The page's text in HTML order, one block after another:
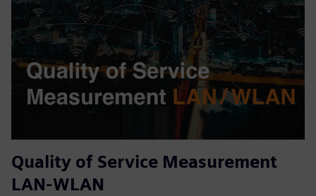
Quality of Service Measurement
LAN-WLAN